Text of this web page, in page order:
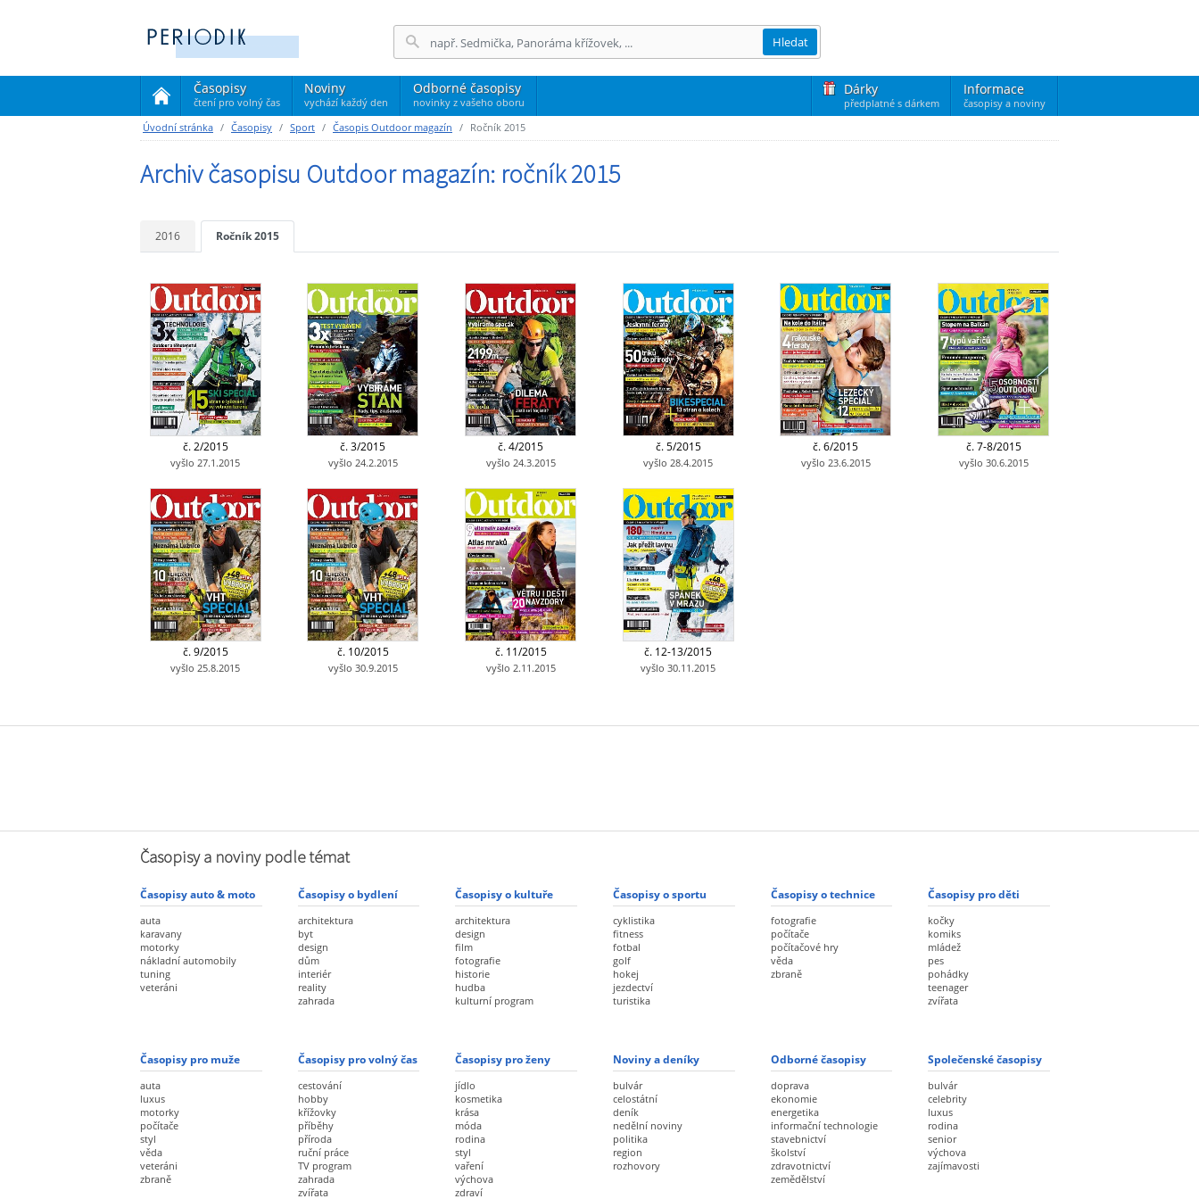
Časopisy
čtení pro volný čas
(current)
Noviny
vychází každý den
Odborné časopisy
novinky z vašeho oboru
Dárky
předplatné s dárkem
Informace
časopisy a noviny
Hledat
Úvodní stránka Časopisy Sport Časopis Outdoor magazín Ročník 2015
Archiv časopisu Outdoor magazín: ročník 2015
2016 Ročník 2015
č. 2/2015
vyšlo 27.1.2015
č. 3/2015
vyšlo 24.2.2015
č. 4/2015
vyšlo 24.3.2015
č. 5/2015
vyšlo 28.4.2015
č. 6/2015
vyšlo 23.6.2015
č. 7-8/2015
vyšlo 30.6.2015
č. 9/2015
vyšlo 25.8.2015
č. 10/2015
vyšlo 30.9.2015
č. 11/2015
vyšlo 2.11.2015
č. 12-13/2015
vyšlo 30.11.2015
Časopisy a noviny podle témat
Časopisy auto & moto
auta
karavany
motorky
nákladní automobily
tuning
veteráni
Časopisy o bydlení
architektura
byt
design
dům
interiér
reality
zahrada
Časopisy o kultuře
architektura
design
film
fotografie
historie
hudba
kulturní program
Časopisy o sportu
cyklistika
fitness
fotbal
golf
hokej
jezdectví
turistika
Časopisy o technice
fotografie
počítače
počítačové hry
věda
zbraně
Časopisy pro děti
kočky
komiks
mládež
pes
pohádky
teenager
zvířata
Časopisy pro muže
auta
luxus
motorky
počítače
styl
věda
veteráni
zbraně
Časopisy pro volný čas
cestování
hobby
křížovky
příběhy
příroda
ruční práce
TV program
zahrada
zvířata
Časopisy pro ženy
jídlo
kosmetika
krása
móda
rodina
styl
vaření
výchova
zdraví
Noviny a deníky
bulvár
celostátní
deník
nedělní noviny
politika
region
rozhovory
Odborné časopisy
doprava
ekonomie
energetika
informační technologie
stavebnictví
školství
zdravotnictví
zemědělství
Společenské časopisy
bulvár
celebrity
luxus
rodina
senior
výchova
zajímavosti